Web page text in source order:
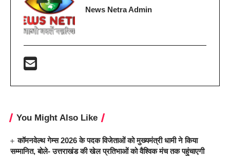
News Netra Admin
You Might Also Like
कॉमनवेल्थ गेम्स 2026 के पदक विजेताओं को मुख्यमंत्री धामी ने किया
सम्मानित, बोले- उत्तराखंड की खेल प्रतिभाओं को वैश्विक मंच तक पहुंचाएगी